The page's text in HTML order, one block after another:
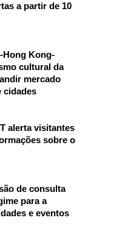
a partir de 10
Hong Kong-
cultural da
mercado
cidades
alerta visitantes
sobre o
de consulta
para a
e eventos